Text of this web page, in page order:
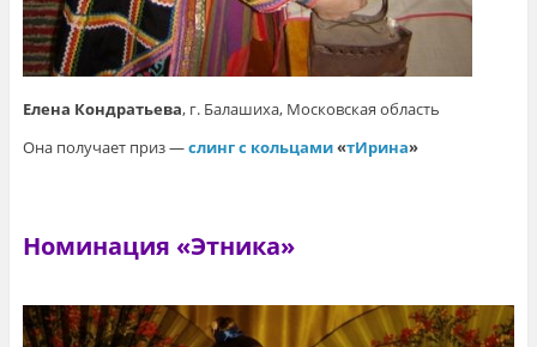
Елена Кондратьева, г. Балашиха, Московская область
Она получает приз —слинг с кольцами«тИрина»
Номинация «Этника»